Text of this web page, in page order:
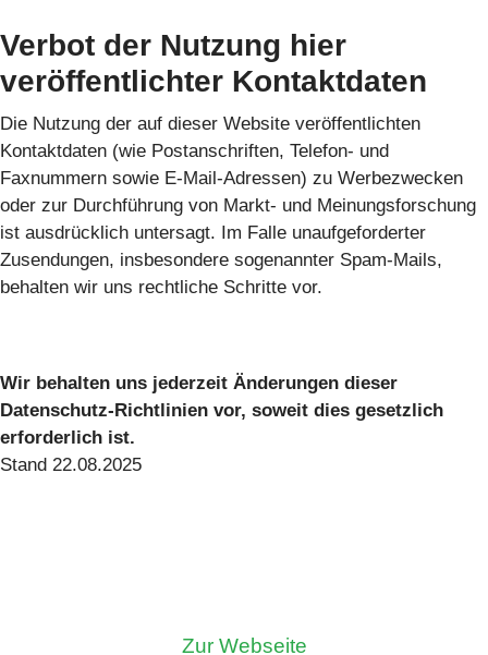
Verbot der Nutzung hier
veröffentlichter Kontaktdaten
Die Nutzung der auf dieser Website veröffentlichten
Kontaktdaten (wie Postanschriften, Telefon- und
Faxnummern sowie E-Mail-Adressen) zu Werbezwecken
oder zur Durchführung von Markt- und Meinungsforschung
ist ausdrücklich untersagt. Im Falle unaufgeforderter
Zusendungen, insbesondere sogenannter Spam-Mails,
behalten wir uns rechtliche Schritte vor.
Wir behalten uns jederzeit Änderungen dieser
Datenschutz-Richtlinien vor, soweit dies gesetzlich
erforderlich ist.
Stand 22.08.2025
Zur Webseite